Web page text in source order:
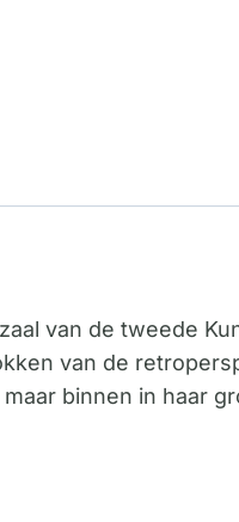
van de tweede
van de
binnen in haar